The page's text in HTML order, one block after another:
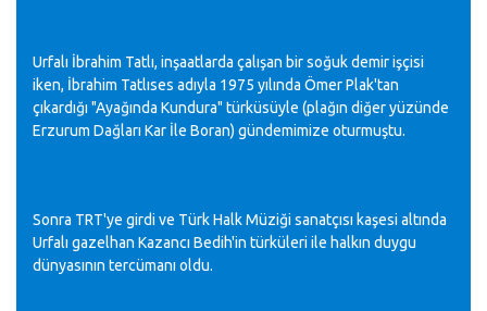
Urfalı İbrahim Tatlı, inşaatlarda çalışan bir soğuk demir işçisi
iken, İbrahim Tatlıses adıyla 1975 yılında Ömer Plak'tan
çıkardığı "Ayağında Kundura" türküsüyle (plağın diğer yüzünde
Erzurum Dağları Kar İle Boran) gündemimize oturmuştu.
Sonra TRT'ye girdi ve Türk Halk Müziği sanatçısı kaşesi altında
Urfalı gazelhan Kazancı Bedih'in türküleri ile halkın duygu
dünyasının tercümanı oldu.